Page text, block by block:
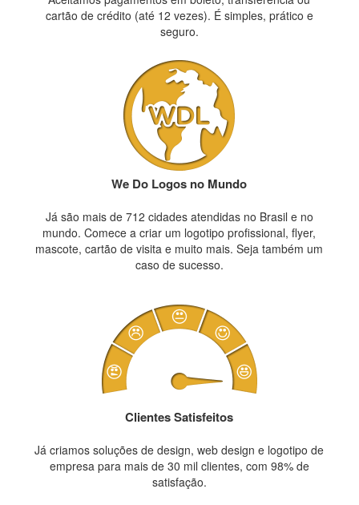
cartão de crédito (até 12 vezes). É simples, prático e
seguro.
We Do Logos no Mundo
Já são mais de 712 cidades atendidas no Brasil e no
mundo. Comece a criar um logotipo profissional, flyer,
mascote, cartão de visita e muito mais. Seja também um
caso de sucesso.
Clientes Satisfeitos
Já criamos soluções de design, web design e logotipo de
empresa para mais de 30 mil clientes, com 98% de
satisfação.